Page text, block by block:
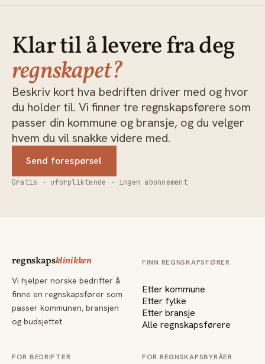
Klar til å levere fra deg
regnskapet?
Beskriv kort hva bedriften driver med og hvor
du holder til. Vi finner tre regnskapsførere som
passer din kommune og bransje, og du velger
hvem du vil snakke videre med.
Send forespørsel
Gratis · uforpliktende · ingen abonnement
regnskapsklinikken
Vi hjelper norske bedrifter å
finne en regnskapsfører som
passer kommunen, bransjen
og budsjettet.
FINN REGNSKAPSFØRER
Etter kommune
Etter fylke
Etter bransje
Alle regnskapsførere
FOR BEDRIFTER FOR REGNSKAPSBYRÅER